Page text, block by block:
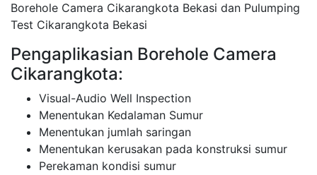
Borehole Camera Cikarangkota Bekasi dan Pulumping
Test Cikarangkota Bekasi
Pengaplikasian Borehole Camera
Cikarangkota:
Visual-Audio Well Inspection
Menentukan Kedalaman Sumur
Menentukan jumlah saringan
Menentukan kerusakan pada konstruksi sumur
Perekaman kondisi sumur